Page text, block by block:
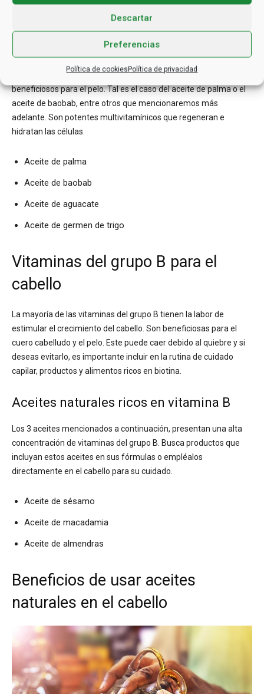
Descartar
Preferencias
Política de cookiesPolítica de privacidad
Aceites naturales con alto contenido de
vitamina D para el cabello
Además de los más conocidos, existe un mundo de aceites
naturales poco populares, ricos en vitamina D y altamente
beneficiosos para el pelo. Tal es el caso del aceite de palma o el
aceite de baobab, entre otros que mencionaremos más
adelante. Son potentes multivitamínicos que regeneran e
hidratan las células.
Aceite de palma
Aceite de baobab
Aceite de aguacate
Aceite de germen de trigo
Vitaminas del grupo B para el
cabello
La mayoría de las vitaminas del grupo B tienen la labor de
estimular el crecimiento del cabello. Son beneficiosas para el
cuero cabelludo y el pelo. Este puede caer debido al quiebre y si
deseas evitarlo, es importante incluir en la rutina de cuidado
capilar, productos y alimentos ricos en biotina.
Aceites naturales ricos en vitamina B
Los 3 aceites mencionados a continuación, presentan una alta
concentración de vitaminas del grupo B. Busca productos que
incluyan estos aceites en sus fórmulas o empléalos
directamente en el cabello para su cuidado.
Aceite de sésamo
Aceite de macadamia
Aceite de almendras
Beneficios de usar aceites
naturales en el cabello